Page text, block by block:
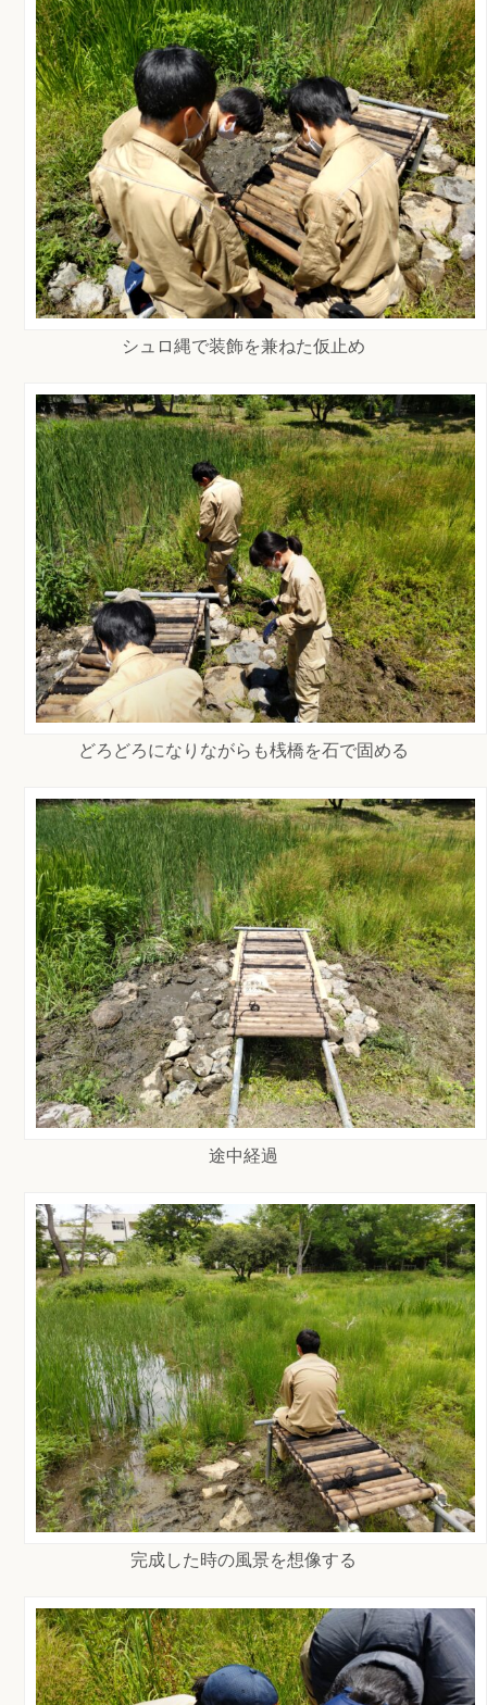
シュロ縄で装飾を兼ねた仮止め
どろどろになりながらも桟橋を石で固める
途中経過
完成した時の風景を想像する